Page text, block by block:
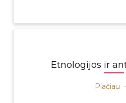
Etnologijos ir
Plačiau